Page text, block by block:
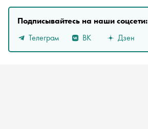
Подписывайтесь на наши соцсети:
Телеграм
ВК Дзен